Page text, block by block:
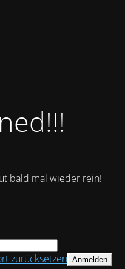
bald mal wieder rein!
zurücksetzen